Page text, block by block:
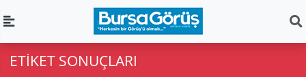
ETIKET SONUÇLARI